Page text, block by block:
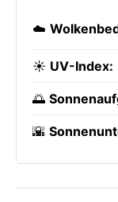
☁️
☀️ UV-Index:
🌅
🌇